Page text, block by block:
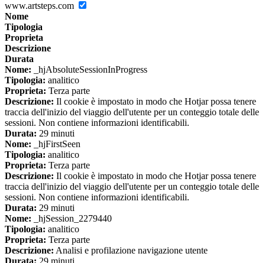
www.artsteps.com
Nome
Tipologia
Proprieta
Descrizione
Durata
Nome: _hjAbsoluteSessionInProgress
Tipologia: analitico
Proprieta: Terza parte
Descrizione: Il cookie è impostato in modo che Hotjar possa tenere
traccia dell'inizio del viaggio dell'utente per un conteggio totale delle
sessioni. Non contiene informazioni identificabili.
Durata: 29 minuti
Nome: _hjFirstSeen
Tipologia: analitico
Proprieta: Terza parte
Descrizione: Il cookie è impostato in modo che Hotjar possa tenere
traccia dell'inizio del viaggio dell'utente per un conteggio totale delle
sessioni. Non contiene informazioni identificabili.
Durata: 29 minuti
Nome: _hjSession_2279440
Tipologia: analitico
Proprieta: Terza parte
Descrizione: Analisi e profilazione navigazione utente
Durata: 29 minuti